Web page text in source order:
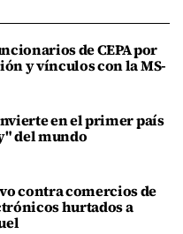
de CEPA por
y vínculos con la MS-
en el primer país
del mundo
contra comercios de
hurtados a